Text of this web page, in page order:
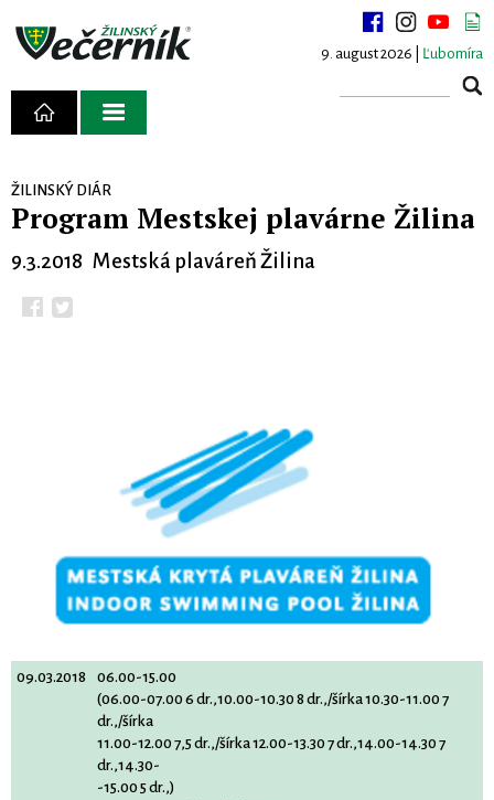
9. august 2026 | Ľubomíra
ŽILINSKÝ DIÁR
Program Mestskej plavárne Žilina
9.3.2018 Mestská plaváreň Žilina
09.03.2018
06.00-15.00
(06.00-07.00 6 dr.,10.00-10.30 8 dr.,/šírka 10.30-11.00 7
dr.,/šírka
11.00-12.00 7,5 dr.,/šírka 12.00-13.30 7 dr.,14.00-14.30 7
dr.,14.30-
-15.00 5 dr.,)